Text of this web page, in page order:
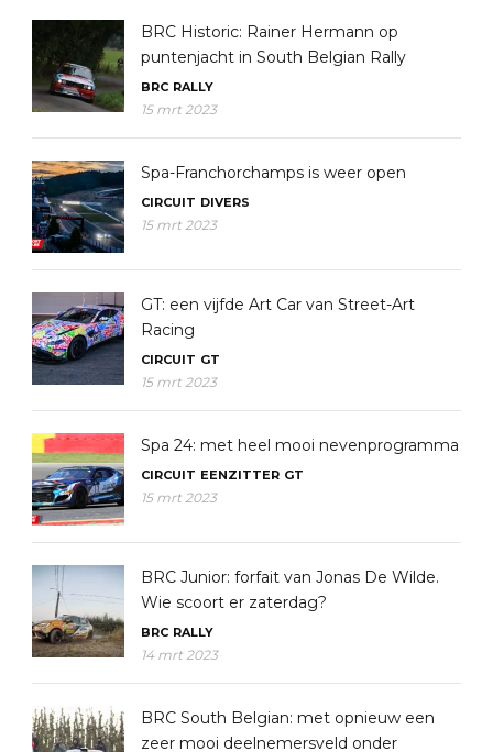
BRC Historic: Rainer Hermann op
puntenjacht in South Belgian Rally
BRC RALLY
15 mrt 2023
Spa-Franchorchamps is weer open
CIRCUIT DIVERS
15 mrt 2023
GT: een vijfde Art Car van Street-Art
Racing
CIRCUIT GT
15 mrt 2023
Spa 24: met heel mooi nevenprogramma
CIRCUIT EENZITTER GT
15 mrt 2023
BRC Junior: forfait van Jonas De Wilde.
Wie scoort er zaterdag?
BRC RALLY
14 mrt 2023
BRC South Belgian: met opnieuw een
zeer mooi deelnemersveld onder